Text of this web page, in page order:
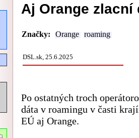
Aj Orange zlacní
Značky: Orange roaming
DSL.sk, 25.6.2025
Po ostatných troch
dáta v roamingu v časti
EÚ aj Orange.